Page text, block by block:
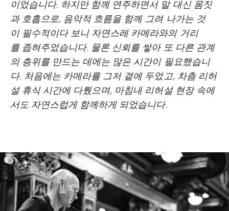
이었습니다. 하지만 함께 연주하면서 말 대신 몸짓
과 호흡으로, 음악적 흐름을 함께 그려 나가는 것
이 필수적이다 보니 자연스레 카메라와의 거리
를 좁혀주었습니다. 물론 신뢰를 쌓아 또 다른 관계
의 층위를 만드는 데에는 많은 시간이 필요했습니
다. 처음에는 카메라를 그저 곁에 두었고, 차츰 리허
설 휴식 시간에 다뤘으며, 마침내 리허설 현장 속에
서도 자연스럽게 함께하게 되었습니다.